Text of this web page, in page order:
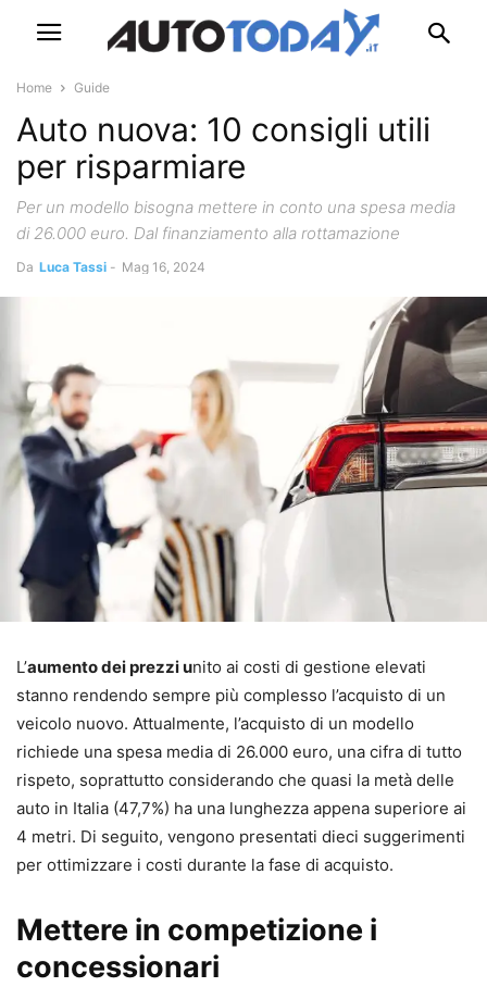
Home Guide
Auto nuova: 10 consigli utili
per risparmiare
Per un modello bisogna mettere in conto una spesa media
di 26.000 euro. Dal finanziamento alla rottamazione
Da Luca Tassi - Mag 16, 2024
L’aumento dei prezzi unito ai costi di gestione elevati
stanno rendendo sempre più complesso l’acquisto di un
veicolo nuovo. Attualmente, l’acquisto di un modello
richiede una spesa media di 26.000 euro, una cifra di tutto
rispeto, soprattutto considerando che quasi la metà delle
auto in Italia (47,7%) ha una lunghezza appena superiore ai
4 metri. Di seguito, vengono presentati dieci suggerimenti
per ottimizzare i costi durante la fase di acquisto.
Mettere in competizione i
concessionari